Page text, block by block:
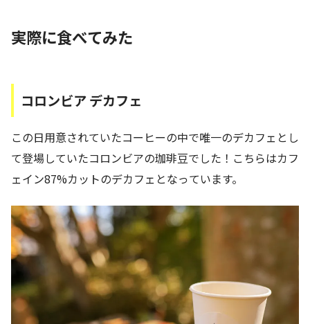
実際に食べてみた
コロンビア デカフェ
この日用意されていたコーヒーの中で唯一のデカフェとし
て登場していたコロンビアの珈琲豆でした！こちらはカフ
ェイン87%カットのデカフェとなっています。